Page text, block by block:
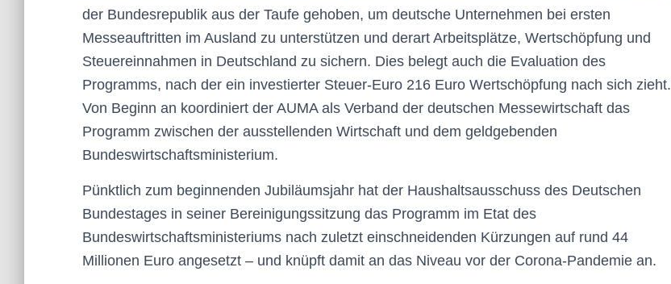
der Bundesrepublik aus der Taufe gehoben, um deutsche Unternehmen bei ersten
Messeauftritten im Ausland zu unterstützen und derart Arbeitsplätze, Wertschöpfung und
Steuereinnahmen in Deutschland zu sichern. Dies belegt auch die Evaluation des
Programms, nach der ein investierter Steuer-Euro 216 Euro Wertschöpfung nach sich zieht.
Von Beginn an koordiniert der AUMA als Verband der deutschen Messewirtschaft das
Programm zwischen der ausstellenden Wirtschaft und dem geldgebenden
Bundeswirtschaftsministerium.
Pünktlich zum beginnenden Jubiläumsjahr hat der Haushaltsausschuss des Deutschen
Bundestages in seiner Bereinigungssitzung das Programm im Etat des
Bundeswirtschaftsministeriums nach zuletzt einschneidenden Kürzungen auf rund 44
Millionen Euro angesetzt – und knüpft damit an das Niveau vor der Corona-Pandemie an.